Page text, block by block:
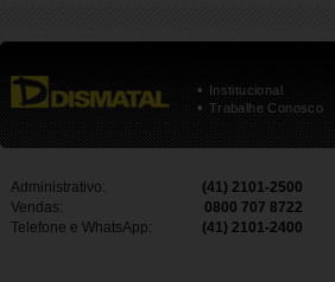
• Institucional
• Trabalhe Conosco
Administrativo:
(41) 2101-2500
Vendas:
0800 707 8722
Telefone e WhatsApp:
(41) 2101-2400